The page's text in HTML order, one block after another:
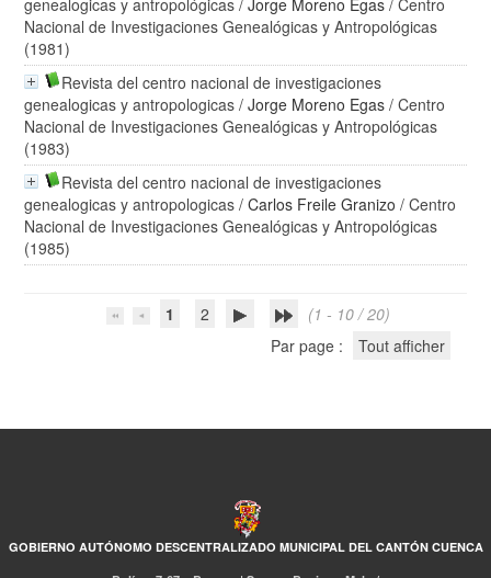
genealogicas y antropológicas /Jorge Moreno Egas / Centro
Nacional de Investigaciones Genealógicas y Antropológicas
(1981)
Revista del centro nacional de investigaciones
genealogicas y antropologicas /Jorge Moreno Egas / Centro
Nacional de Investigaciones Genealógicas y Antropológicas
(1983)
Revista del centro nacional de investigaciones
genealogicas y antropologicas /Carlos Freile Granizo / Centro
Nacional de Investigaciones Genealógicas y Antropológicas
(1985)
1 2
(1 - 10 / 20)
Par page :
Tout afficher
GOBIERNO AUTÓNOMO DESCENTRALIZADO MUNICIPAL DEL CANTÓN CUENCA